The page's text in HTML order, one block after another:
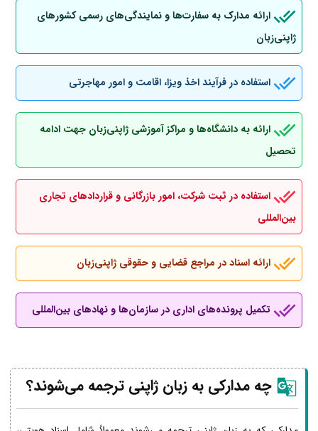
ارائه مدارک به سفارت‌ها و نمایندگی‌های رسمی کشورهای
ژاپنی‌زبان
استفاده در فرآیند اخذ ویزا، اقامت و امور مهاجرتی
ارائه به دانشگاه‌ها و مراکز آموزشی ژاپنی‌زبان جهت ادامه
تحصیل
استفاده در ثبت شرکت، امور بازرگانی و قراردادهای تجاری
بین‌المللی
ارائه اسناد در مراجع قضایی و حقوقی ژاپنی‌زبان
تکمیل پرونده‌های اداری در سازمان‌ها و نهادهای بین‌المللی
چه مدارکی به زبان ژاپنی ترجمه می‌شوند؟